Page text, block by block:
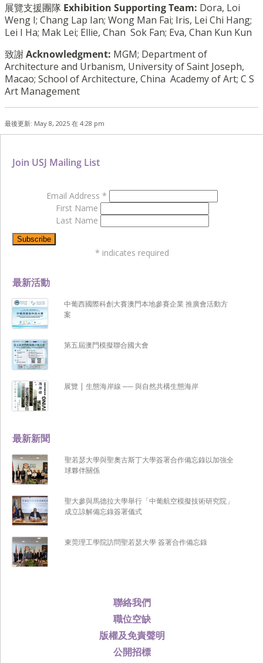
展覽支援團隊 Exhibition Supporting Team: Dora, Loi
Weng I; Chang Lap Ian; Wong Man Fai; Iris, Lei Chi Hang;
Lei I Ha; Mak Lei; Ellie, Chan Sok Fan; Eva, Chan Kun Kun
致謝Acknowledgment: MGM; Department of
Architecture and Urbanism, University of Saint Joseph,
Macao; School of Architecture, China Academy of Art; C S
Art Management
最後更新: May 8, 2025 在 4:28 pm
聯絡我們
職位空缺
版權及免責聲明
公開招標
最新新聞
聖若瑟大學與聖奧古斯丁大學簽署合作備忘錄以加強全
球夥伴關係
聖大參與馬德拉大學舉行「中葡航空模擬技術研究院」
成立諒解備忘錄簽署儀式
東莞理工學院訪問聖若瑟大學 簽署合作備忘錄
最新活動
中葡西國際科創大賽澳門本地參賽企業 推廣會活動方
案
第五屆澳門模擬聯合國大會
展覽 | 生態海岸線 ── 與自然共構生態海岸
Join USJ Mailing List
Email Address *
First Name
Last Name
* indicates required